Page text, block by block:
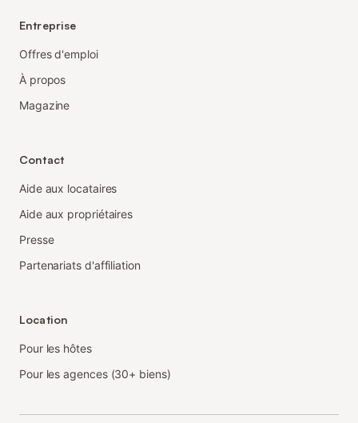
Entreprise
Offres d'emploi
À propos
Magazine
Contact
Aide aux locataires
Aide aux propriétaires
Presse
Partenariats d'affiliation
Location
Pour les hôtes
Pour les agences (30+ biens)